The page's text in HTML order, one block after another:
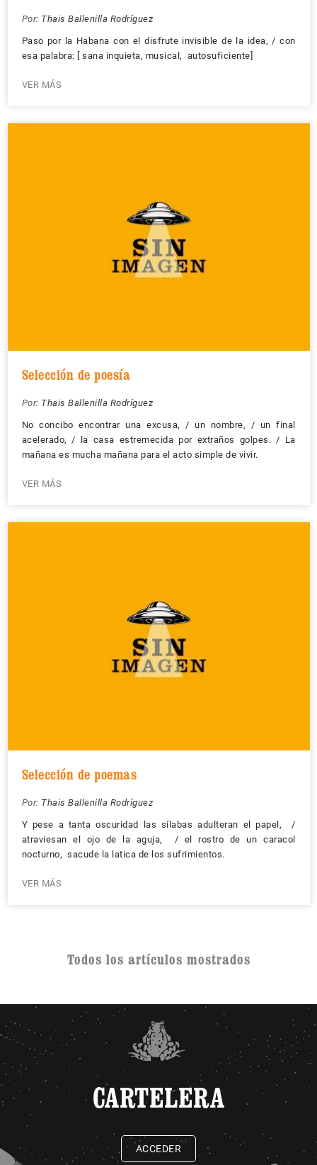
Por: Thais Ballenilla Rodríguez
Paso por la Habana con el disfrute invisible de la idea, / con
esa palabra: [ sana inquieta, musical, autosuficiente]
VER MÁS
Selección de poesía
Por: Thais Ballenilla Rodríguez
No concibo encontrar una excusa, / un nombre, / un final
acelerado, / la casa estremecida por extraños golpes. / La
mañana es mucha mañana para el acto simple de vivir.
VER MÁS
Selección de poemas
Por: Thais Ballenilla Rodríguez
Y pese a tanta oscuridad las sílabas adulteran el papel, /
atraviesan el ojo de la aguja, / el rostro de un caracol
nocturno, sacude la latica de los sufrimientos.
VER MÁS
Todos los artículos mostrados
CARTELERA
ACCEDER